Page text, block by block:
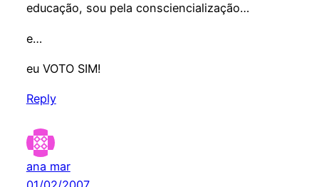
educação, sou pela consciencialização…
e…
eu VOTO SIM!
Reply
ana mar